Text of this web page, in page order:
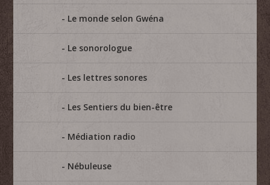
Le monde selon Gwéna
Le sonorologue
Les lettres sonores
Les Sentiers du bien-être
Médiation radio
Nébuleuse